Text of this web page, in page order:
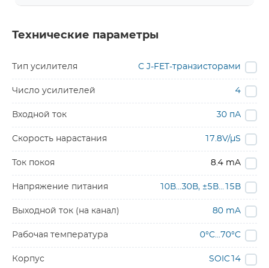
Технические параметры
Тип усилителя С J-FET-транзисторами
Число усилителей 4
Входной ток 30 пА
Скорость нарастания 17.8V/µS
Ток покоя 8.4 mA
Напряжение питания 10В…30В, ±5В…15В
Выходной ток (на канал) 80 mA
Рабочая температура 0°C…70°C
Корпус SOIC14